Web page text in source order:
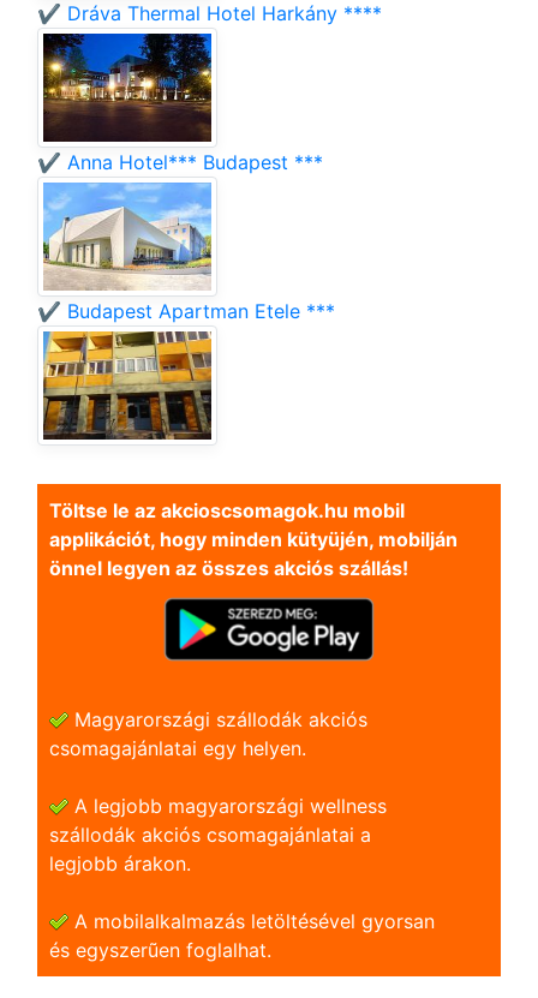
✔️ Dráva Thermal Hotel Harkány ****
✔️ Anna Hotel*** Budapest ***
✔️ Budapest Apartman Etele ***
Töltse le az akcioscsomagok.hu mobil
applikációt, hogy minden kütyüjén, mobilján
önnel legyen az összes akciós szállás!
Magyarországi szállodák akciós
csomagajánlatai egy helyen.
A legjobb magyarországi wellness
szállodák akciós csomagajánlatai a
legjobb árakon.
A mobilalkalmazás letöltésével gyorsan
és egyszerũen foglalhat.